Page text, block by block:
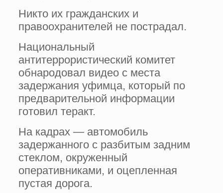
Никто их гражданских и
правоохранителей не пострадал.
Национальный
антитеррористический комитет
обнародовал видео с места
задержания уфимца, который по
предварительной информации
готовил теракт.
На кадрах — автомобиль
задержанного с разбитым задним
стеклом, окруженный
оперативниками, и оцепленная
пустая дорога.